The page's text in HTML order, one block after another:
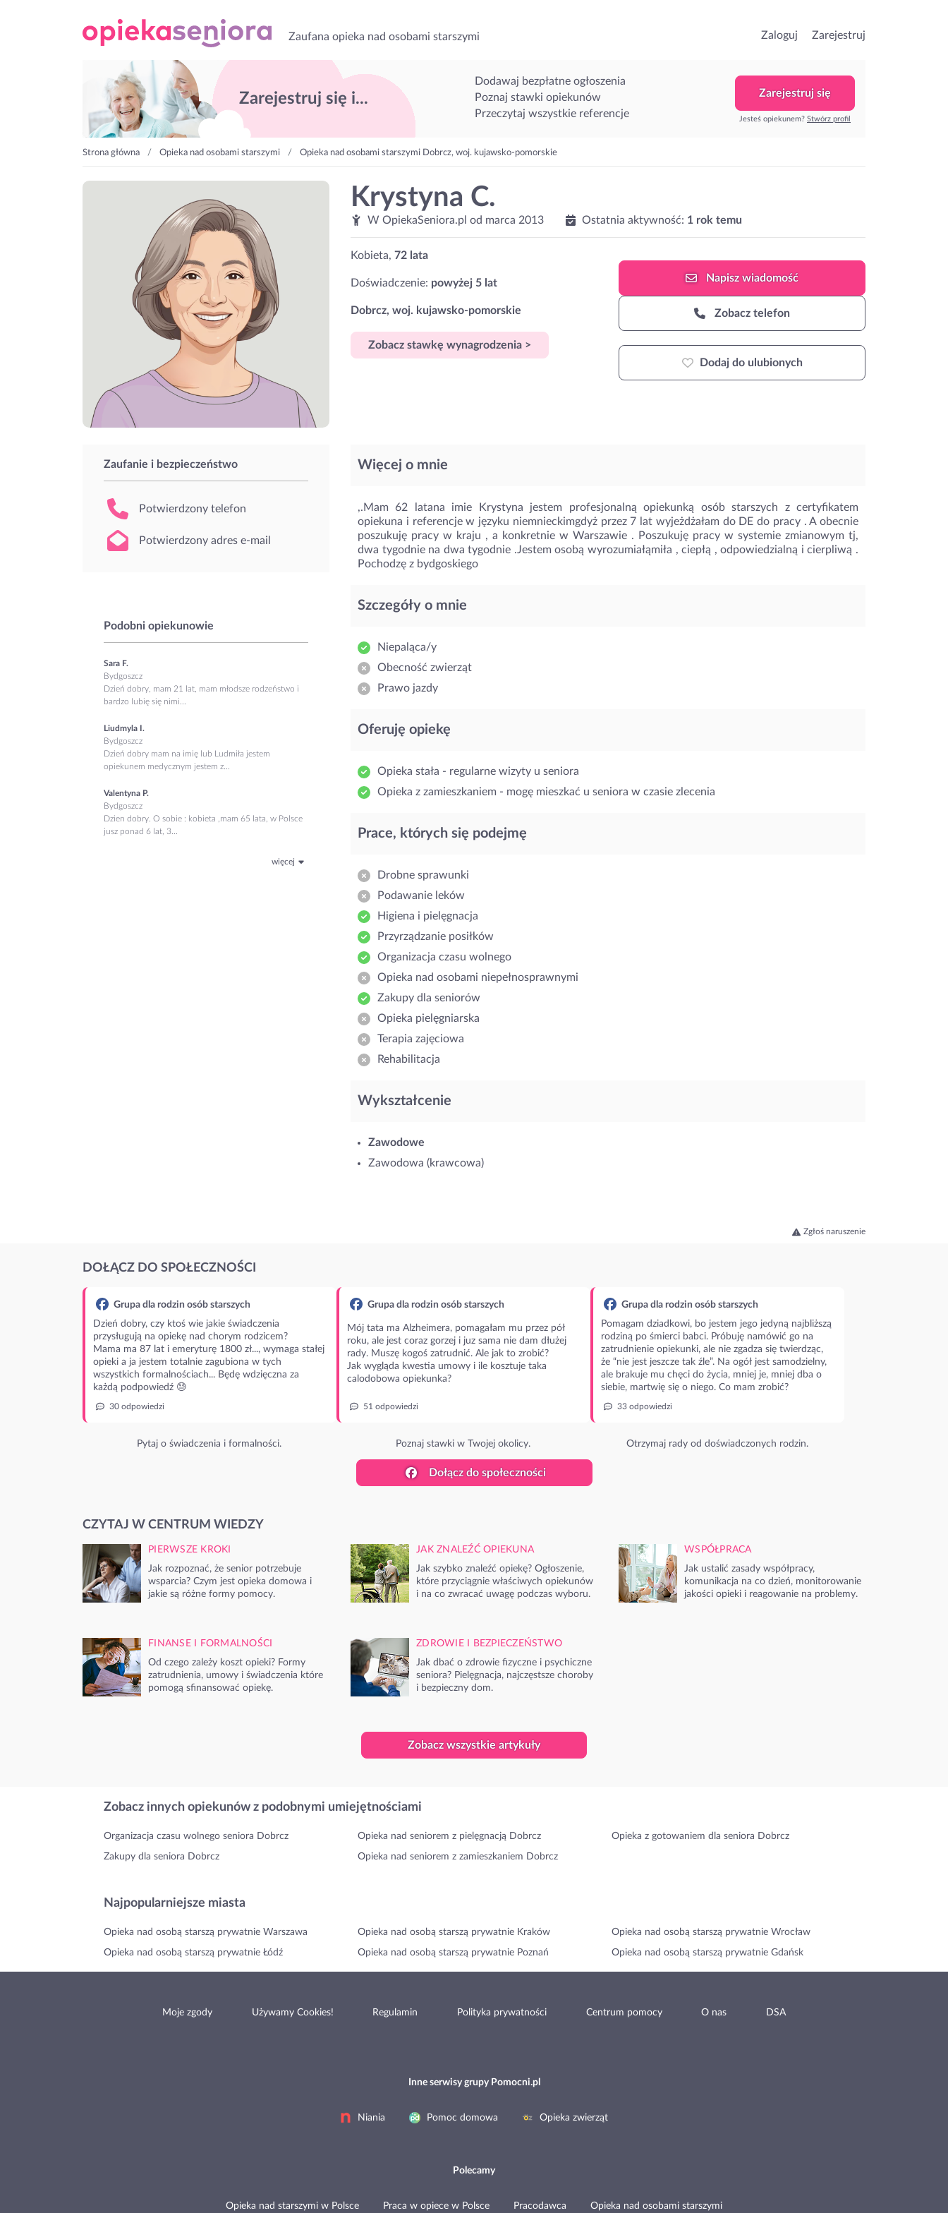
Zaufana opieka nad osobami starszymi Zaloguj Zarejestruj
Zarejestruj się i...
Dodawaj bezpłatne ogłoszenia
Poznaj stawki opiekunów
Przeczytaj wszystkie referencje
Zarejestruj się
Jesteś opiekunem? Stwórz profil
Strona główna Opieka nad osobami starszymi Opieka nad osobami starszymi Dobrcz, woj. kujawsko-pomorskie
Krystyna C.
W OpiekaSeniora.pl od marca 2013 Ostatnia aktywność: 1 rok temu
Kobieta, 72 lata
Doświadczenie: powyżej 5 lat
Dobrcz, woj. kujawsko-pomorskie
Zobacz stawkę wynagrodzenia >
Napiszwiadomość
Zobacz telefon
Dodaj do ulubionych
Zaufanie i bezpieczeństwo
Potwierdzony telefon
Potwierdzony adres e-mail
Podobni opiekunowie
Sara F.
Bydgoszcz
Dzień dobry, mam 21 lat, mam młodsze rodzeństwo i
bardzo lubię się nimi...
Liudmyla I.
Bydgoszcz
Dzień dobry mam na imię lub Ludmiła jestem
opiekunem medycznym jestem z...
Valentyna P.
Bydgoszcz
Dzien dobry. O sobie : kobieta ,mam 65 lata, w Polsce
jusz ponad 6 lat, 3...
więcej
Więcej o mnie
,.Mam 62 latana imie Krystyna jestem profesjonalną opiekunką osób starszych z certyfikatem
opiekuna i referencje w języku niemnieckimgdyż przez 7 lat wyjeżdżałam do DE do pracy . A obecnie
poszukuję pracy w kraju , a konkretnie w Warszawie . Poszukuję pracy w systemie zmianowym tj,
dwa tygodnie na dwa tygodnie .Jestem osobą wyrozumiałąmiła , ciepłą , odpowiedzialną i cierpliwą .
Pochodzę z bydgoskiego
Szczegóły o mnie
Niepaląca/y
Obecność zwierząt
Prawo jazdy
Oferuję opiekę
Opieka stała - regularne wizyty u seniora
Opieka z zamieszkaniem - mogę mieszkać u seniora w czasie zlecenia
Prace, których się podejmę
Drobne sprawunki
Podawanie leków
Higiena i pielęgnacja
Przyrządzanie posiłków
Organizacja czasu wolnego
Opieka nad osobami niepełnosprawnymi
Zakupy dla seniorów
Opieka pielęgniarska
Terapia zajęciowa
Rehabilitacja
Wykształcenie
Zawodowe
Zawodowa (krawcowa)
Zgłoś naruszenie
DOŁĄCZ DO SPOŁECZNOŚCI
Grupa dla rodzin osób starszych
Dzień dobry, czy ktoś wie jakie świadczenia
przysługują na opiekę nad chorym rodzicem?
Mama ma 87 lat i emeryturę 1800 zł..., wymaga stałej
opieki a ja jestem totalnie zagubiona w tych
wszystkich formalnościach... Będę wdzięczna za
każdą podpowiedź 😓
30 odpowiedzi
Pytaj o świadczenia i formalności.
Grupa dla rodzin osób starszych
Mój tata ma Alzheimera, pomagałam mu przez pół
roku, ale jest coraz gorzej i juz sama nie dam dłużej
rady. Muszę kogoś zatrudnić. Ale jak to zrobić?
Jak wygląda kwestia umowy i ile kosztuje taka
calodobowa opiekunka?
51 odpowiedzi
Poznaj stawki w Twojej okolicy.
Grupa dla rodzin osób starszych
Pomagam dziadkowi, bo jestem jego jedyną najbliższą
rodziną po śmierci babci. Próbuję namówić go na
zatrudnienie opiekunki, ale nie zgadza się twierdząc,
że “nie jest jeszcze tak źle”. Na ogół jest samodzielny,
ale brakuje mu chęci do życia, mniej je, mniej dba o
siebie, martwię się o niego. Co mam zrobić?
33 odpowiedzi
Otrzymaj rady od doświadczonych rodzin.
Dołącz do społeczności
CZYTAJ W CENTRUM WIEDZY
PIERWSZE KROKI
Jak rozpoznać, że senior potrzebuje
wsparcia? Czym jest opieka domowa i
jakie są różne formy pomocy.
JAK ZNALEŹĆ OPIEKUNA
Jak szybko znaleźć opiekę? Ogłoszenie,
które przyciągnie właściwych opiekunów
i na co zwracać uwagę podczas wyboru.
WSPÓŁPRACA
Jak ustalić zasady współpracy,
komunikacja na co dzień, monitorowanie
jakości opieki i reagowanie na problemy.
FINANSE I FORMALNOŚCI
Od czego zależy koszt opieki? Formy
zatrudnienia, umowy i świadczenia które
pomogą sfinansować opiekę.
ZDROWIE I BEZPIECZEŃSTWO
Jak dbać o zdrowie fizyczne i psychiczne
seniora? Pielęgnacja, najczęstsze choroby
i bezpieczny dom.
Zobacz wszystkie artykuły
Zobacz innych opiekunów z podobnymi umiejętnościami
Organizacja czasu wolnego seniora Dobrcz Opieka nad seniorem z pielęgnacją Dobrcz Opieka z gotowaniem dla seniora Dobrcz
Zakupy dla seniora Dobrcz Opieka nad seniorem z zamieszkaniem Dobrcz
Najpopularniejsze miasta
Opieka nad osobą starszą prywatnie Warszawa Opieka nad osobą starszą prywatnie Kraków Opieka nad osobą starszą prywatnie Wrocław
Opieka nad osobą starszą prywatnie Łódź Opieka nad osobą starszą prywatnie Poznań Opieka nad osobą starszą prywatnie Gdańsk
Moje zgody Używamy Cookies! Regulamin Polityka prywatności Centrum pomocy O nas DSA
Inne serwisy grupy Pomocni.pl
Niania Pomoc domowa Opieka zwierząt
Polecamy
Opieka nad starszymi w Polsce Praca w opiece w Polsce Pracodawca Opieka nad osobami starszymi